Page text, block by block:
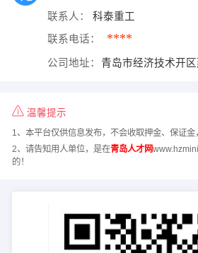
联系人： 科泰重工
联系电话： ****
公司地址： 青岛市经济技术开
温馨提示
1、本平台仅供信息发布，不会收取押金、保证金
2、请告知用人单位，是在青岛人才网
的！